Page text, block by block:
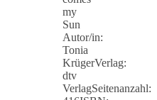
my
Sun
Autor/in:
Tonia
KrügerVerlag:
dtv
VerlagSeitenanzahl: